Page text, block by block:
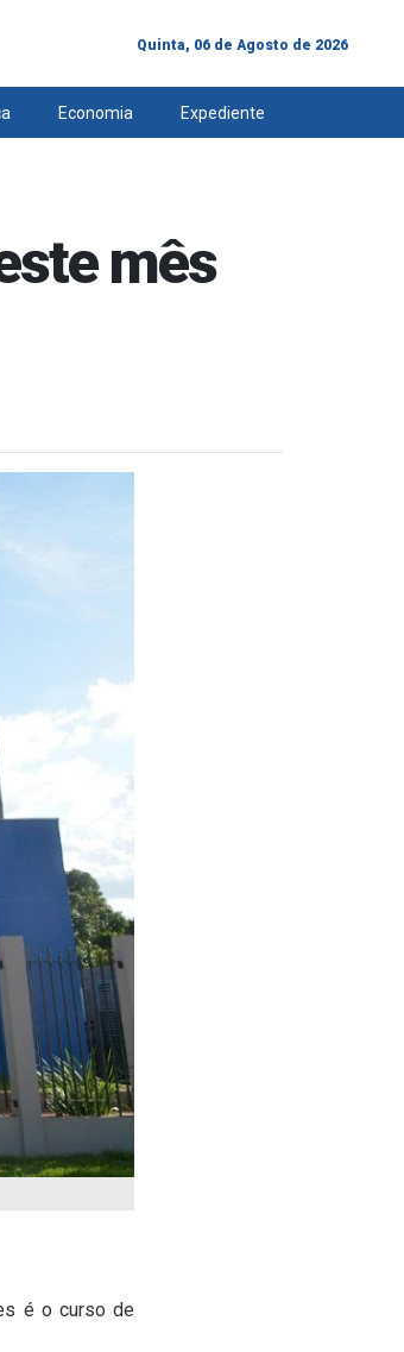
Quinta, 06 de Agosto de 2026
Economia Expediente
mês
é o curso de